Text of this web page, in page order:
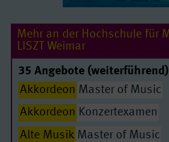
Mehr an der Hochschule für
LISZT Weimar
35 Angebote
Akkordeon Master of Music
Akkordeon Konzertexamen
Alte Musik Master of Music